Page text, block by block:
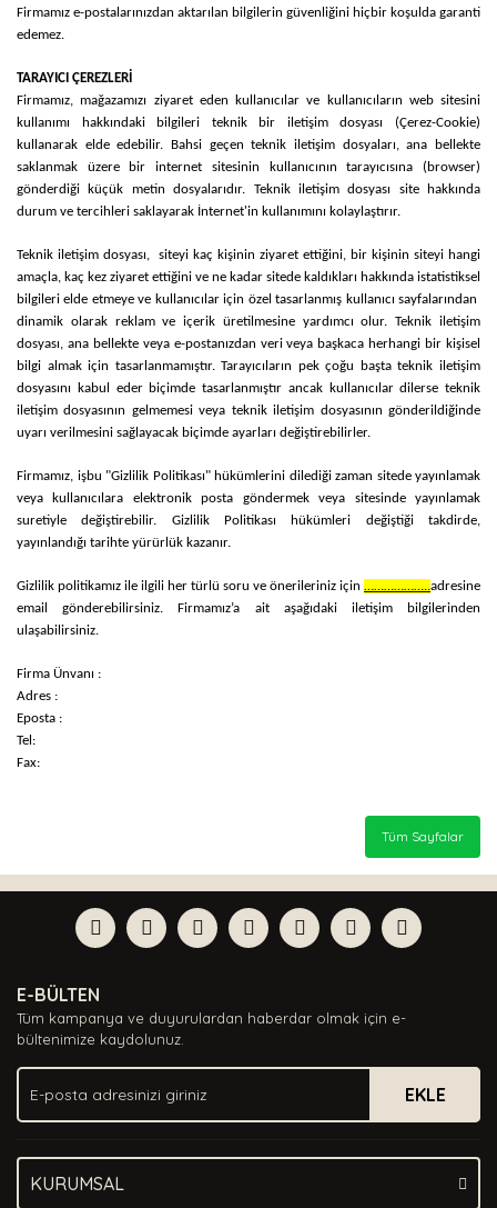
Firmamız e-postalarınızdan aktarılan bilgilerin güvenliğini hiçbir koşulda garanti
edemez.
TARAYICI ÇEREZLERİ
Firmamız, mağazamızı ziyaret eden kullanıcılar ve kullanıcıların web sitesini
kullanımı hakkındaki bilgileri teknik bir iletişim dosyası (Çerez-Cookie)
kullanarak elde edebilir. Bahsi geçen teknik iletişim dosyaları, ana bellekte
saklanmak üzere bir internet sitesinin kullanıcının tarayıcısına (browser)
gönderdiği küçük metin dosyalarıdır. Teknik iletişim dosyası site hakkında
durum ve tercihleri saklayarak İnternet'in kullanımını kolaylaştırır.
Teknik iletişim dosyası, siteyi kaç kişinin ziyaret ettiğini, bir kişinin siteyi hangi
amaçla, kaç kez ziyaret ettiğini ve ne kadar sitede kaldıkları hakkında istatistiksel
bilgileri elde etmeye ve kullanıcılar için özel tasarlanmış kullanıcı sayfalarından
dinamik olarak reklam ve içerik üretilmesine yardımcı olur. Teknik iletişim
dosyası, ana bellekte veya e-postanızdan veri veya başkaca herhangi bir kişisel
bilgi almak için tasarlanmamıştır. Tarayıcıların pek çoğu başta teknik iletişim
dosyasını kabul eder biçimde tasarlanmıştır ancak kullanıcılar dilerse teknik
iletişim dosyasının gelmemesi veya teknik iletişim dosyasının gönderildiğinde
uyarı verilmesini sağlayacak biçimde ayarları değiştirebilirler.
Firmamız, işbu "Gizlilik Politikası" hükümlerini dilediği zaman sitede yayınlamak
veya kullanıcılara elektronik posta göndermek veya sitesinde yayınlamak
suretiyle değiştirebilir. Gizlilik Politikası hükümleri değiştiği takdirde,
yayınlandığı tarihte yürürlük kazanır.
Gizlilik politikamız ile ilgili her türlü soru ve önerileriniz için ………………..adresine
email gönderebilirsiniz. Firmamız’a ait aşağıdaki iletişim bilgilerinden
ulaşabilirsiniz.
Firma Ünvanı :
Adres :
Eposta :
Tel:
Fax:
Tüm Sayfalar
E-BÜLTEN
Tüm kampanya ve duyurulardan haberdar olmak için e-
bültenimize kaydolunuz.
EKLE
KURUMSAL